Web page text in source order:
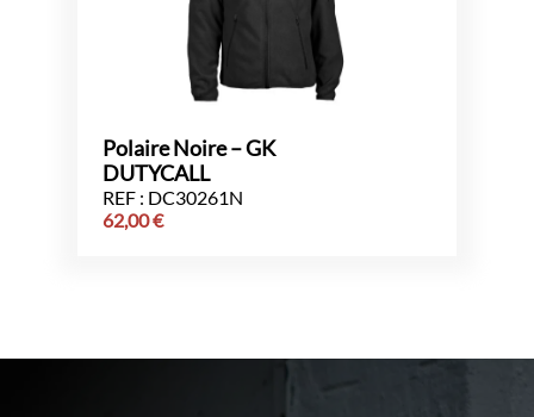
Polaire Noire – GK
DUTYCALL
REF : DC30261N
62,00€